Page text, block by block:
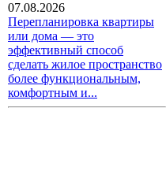
07.08.2026
Перепланировка квартиры
или дома — это
эффективный способ
сделать жилое пространство
более функциональным,
комфортным и...